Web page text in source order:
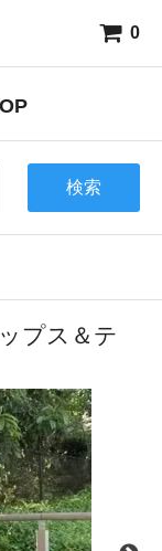
0
検索
プス＆テ